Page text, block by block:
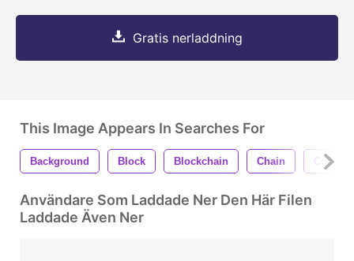
Gratis nerladdning
This Image Appears In Searches For
Background Block Blockchain Chain Coin
Användare Som Laddade Ner Den Här Filen
Laddade Även Ner